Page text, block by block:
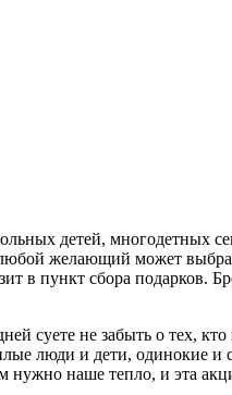
детей, многодетных
желающий может
в пункт сбора
суете не забыть о тех,
и дети, одинокие и
наше тепло, и эта